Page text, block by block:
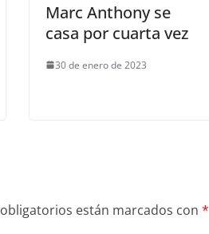
Marc Anthony se
casa por cuarta vez
30 de enero de 2023
están marcados con *